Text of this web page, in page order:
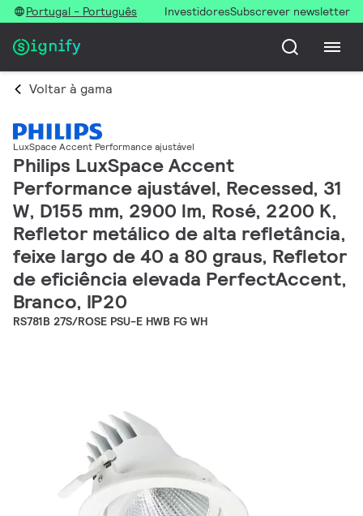
Portugal - Português InvestidoresSubscrever newsletter
Voltar à gama
LuxSpace Accent Performance ajustável
Philips LuxSpace Accent
Performance ajustável, Recessed, 31
W, D155 mm, 2900 lm, Rosé, 2200 K,
Refletor metálico de alta refletância,
feixe largo de 40 a 80 graus, Refletor
de eficiência elevada PerfectAccent,
Branco, IP20
RS781B 27S/ROSE PSU-E HWB FG WH